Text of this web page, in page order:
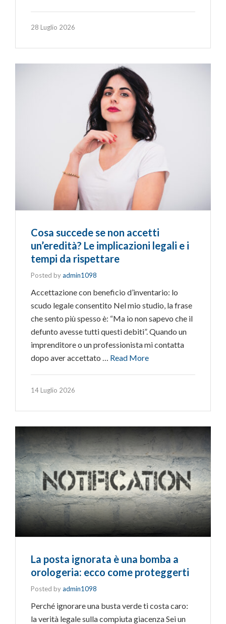
28 Luglio 2026
Cosa succede se non accetti
un’eredità? Le implicazioni legali e i
tempi da rispettare
Posted byadmin1098
Accettazione con beneficio d’inventario: lo
scudo legale consentito Nel mio studio, la frase
che sento più spesso è: “Ma io non sapevo che il
defunto avesse tutti questi debiti”. Quando un
imprenditore o un professionista mi contatta
dopo aver accettato … Read More
14 Luglio 2026
La posta ignorata è una bomba a
orologeria: ecco come proteggerti
Posted byadmin1098
Perché ignorare una busta verde ti costa caro:
la verità legale sulla compiuta giacenza Sei un